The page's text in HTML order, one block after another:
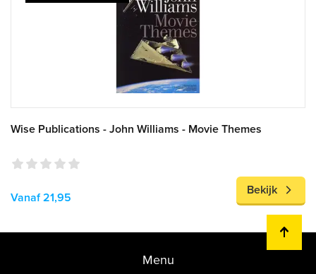
Wise Publications - John Williams - Movie Themes
Vanaf 21,95
Bekijk
Menu